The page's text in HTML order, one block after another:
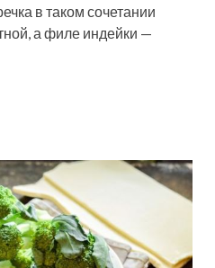
в таком сочетании
а филе индейки —